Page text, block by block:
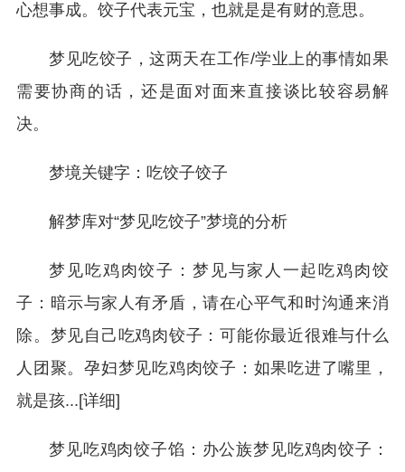
心想事成。饺子代表元宝，也就是是有财的意思。
梦见吃饺子，这两天在工作/学业上的事情如果
需要协商的话，还是面对面来直接谈比较容易解
决。
梦境关键字：吃饺子饺子
解梦库对“梦见吃饺子”梦境的分析
梦见吃鸡肉饺子：梦见与家人一起吃鸡肉饺
子：暗示与家人有矛盾，请在心平气和时沟通来消
除。梦见自己吃鸡肉铰子：可能你最近很难与什么
人团聚。孕妇梦见吃鸡肉饺子：如果吃进了嘴里，
就是孩...[详细]
梦见吃鸡肉饺子馅：办公族梦见吃鸡肉饺子：